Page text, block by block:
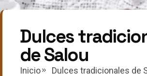
Dulces
de Salou
Inicio Dulces tradicionales de